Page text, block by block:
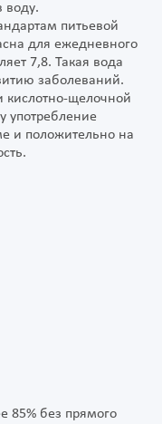
воду.
питьевой
для ежедневного
7,8. Такая вода
заболеваний.
кислотно-щелочной
употребление
и положительно на
85% без прямого